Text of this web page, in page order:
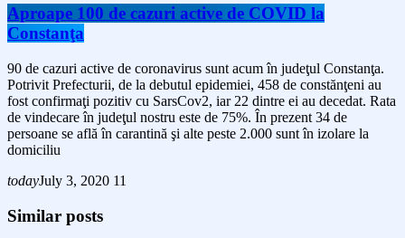
Aproape 100 de cazuri active de COVID la
Constanţa
90 de cazuri active de coronavirus sunt acum în judeţul Constanţa.
Potrivit Prefecturii, de la debutul epidemiei, 458 de constănţeni au
fost confirmaţi pozitiv cu SarsCov2, iar 22 dintre ei au decedat. Rata
de vindecare în judeţul nostru este de 75%. În prezent 34 de
persoane se află în carantină şi alte peste 2.000 sunt în izolare la
domiciliu
todayJuly 3, 2020 11
Similar posts